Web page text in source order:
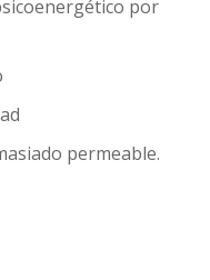
por
permeable.